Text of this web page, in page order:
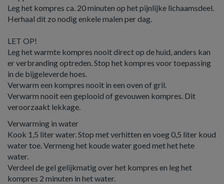
Leg het kompres ca. 20 minuten op het pijnlijke lichaamsdeel.
Herhaal dit zo nodig enkele malen per dag.
LET OP!
Leg het warmte kompres nooit direct op de huid, anders kan
er verbranding optreden. Stop het kompres voor toepassing
in de bijgeleverde hoes.
Verwarm een kompres nooit in een oven of gril.
Verwarm nooit een geplooid of gevouwen kompres. Dit
veroorzaakt lekkage.
Verwarming in water
Kook 1,5 liter water. Stop met verhitten en voeg 0,5 liter koud
water toe. Vermeng het koude water goed met het hete
water.
Verdeel de gel gelijkmatig over het kompres en leg het
kompres 2 minuten in het water.